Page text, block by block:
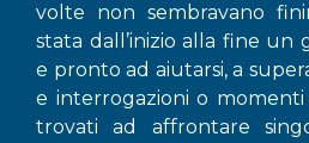
volte non sembravano
stata dall’inizio alla fine un
e pronto ad aiutarsi, a
e interrogazioni o
trovati ad affrontare